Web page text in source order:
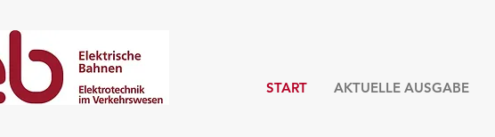
START AKTUELLE AUSGABE